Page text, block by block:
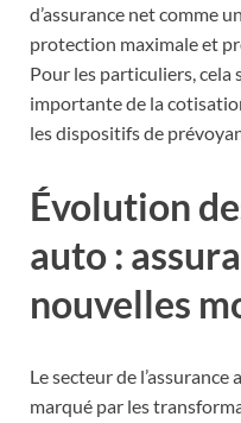
d’assurance net comme
protection maximale et
Pour les particuliers, cela
importante de la
les dispositifs de
Évolution
auto :
nouvelles
Le secteur de
marqué par les